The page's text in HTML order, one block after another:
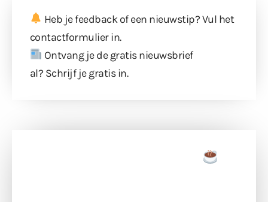
Heb je feedback of een nieuwstip? Vul het
contactformulierin.
Ontvang je de gratis nieuwsbrief
al? Schrijf je gratis in.